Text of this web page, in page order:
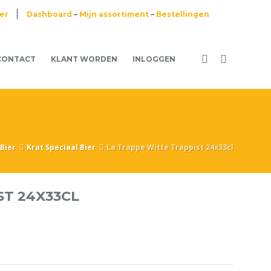
Dashboard – Mijn assortiment – Bestellingen
KLANT WORDEN INLOGGEN
Bier Krat Speciaal Bier La Trappe Witte Trappist 24x33cl
24X33CL